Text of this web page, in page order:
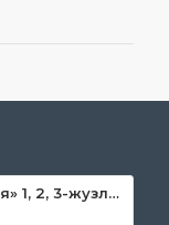
«Руҳий тарбия» 1, 2, 3-жузлар